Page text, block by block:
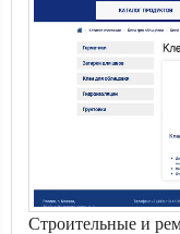
Строительные и